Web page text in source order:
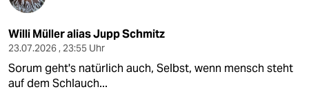
Willi Müller alias Jupp Schmitz
23.07.2026 , 23:55 Uhr
Sorum geht's natürlich auch, Selbst, wenn mensch steht
auf dem Schlauch...